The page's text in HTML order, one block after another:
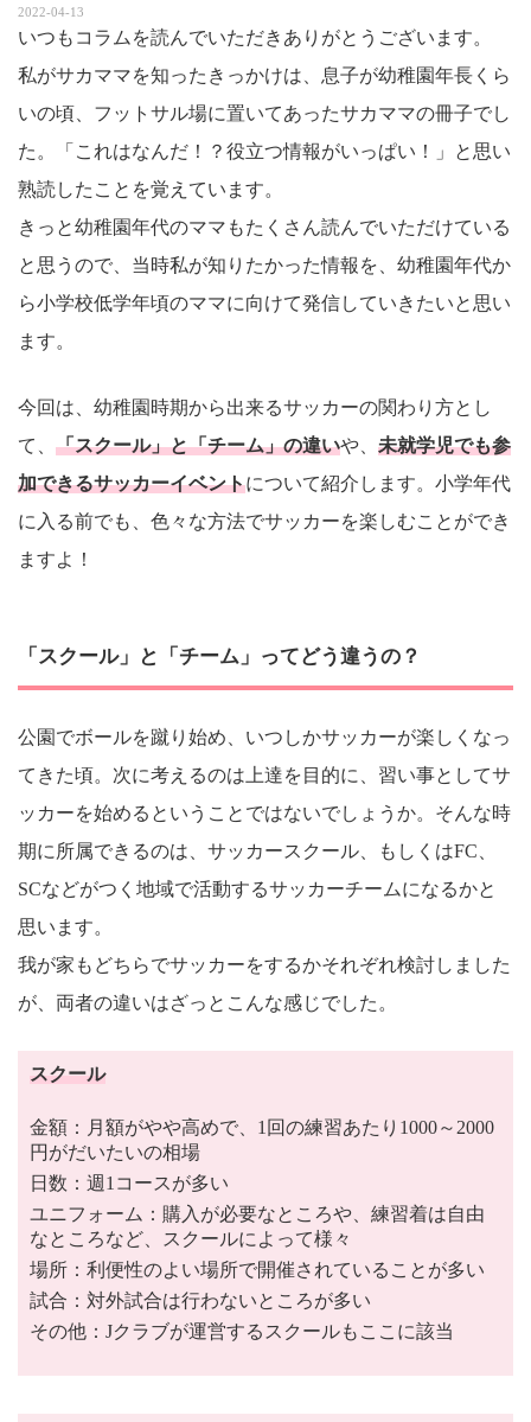
2022-04-13
いつもコラムを読んでいただきありがとうございます。
私がサカママを知ったきっかけは、息子が幼稚園年長くら
いの頃、フットサル場に置いてあったサカママの冊子でし
た。「これはなんだ！？役立つ情報がいっぱい！」と思い
熟読したことを覚えています。
きっと幼稚園年代のママもたくさん読んでいただけている
と思うので、当時私が知りたかった情報を、幼稚園年代か
ら小学校低学年頃のママに向けて発信していきたいと思い
ます。
今回は、幼稚園時期から出来るサッカーの関わり方とし
て、 「スクール」と「チーム」の違いや、 未就学児でも参
加できるサッカーイベントについて紹介します。小学年代
に入る前でも、色々な方法でサッカーを楽しむことができ
ますよ！
「スクール」と「チーム」ってどう違うの？
公園でボールを蹴り始め、いつしかサッカーが楽しくなっ
てきた頃。次に考えるのは上達を目的に、習い事としてサ
ッカーを始めるということではないでしょうか。そんな時
期に所属できるのは、サッカースクール、もしくはFC、
SCなどがつく地域で活動するサッカーチームになるかと
思います。
我が家もどちらでサッカーをするかそれぞれ検討しました
が、両者の違いはざっとこんな感じでした。
スクール
金額：月額がやや高めで、1回の練習あたり1000～2000
円がだいたいの相場
日数：週1コースが多い
ユニフォーム：購入が必要なところや、練習着は自由
なところなど、スクールによって様々
場所：利便性のよい場所で開催されていることが多い
試合：対外試合は行わないところが多い
その他：Jクラブが運営するスクールもここに該当